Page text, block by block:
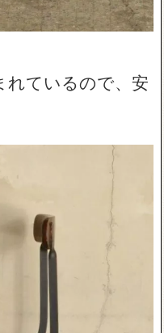
れているので、安